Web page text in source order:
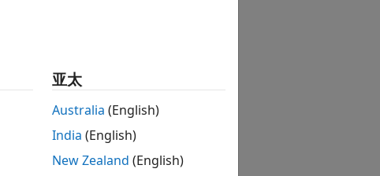
亚太
Australia (English)
India (English)
New Zealand (English)